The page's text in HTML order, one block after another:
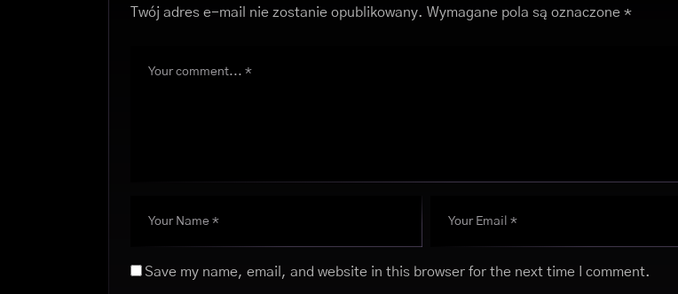
Twój adres e-mail nie zostanie opublikowany. Wymagane pola są oznaczone *
Save my name, email, and website in this browser for the next time I comment.